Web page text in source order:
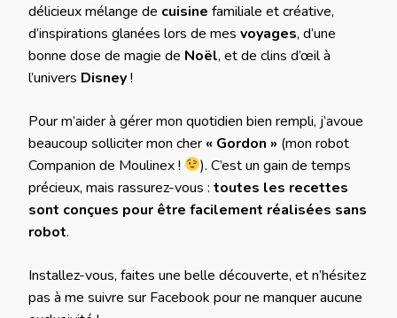
délicieux mélange de cuisine familiale et créative,
d’inspirations glanées lors de mes voyages, d’une
bonne dose de magie de Noël, et de clins d’œil à
l’univers Disney!
Pour m’aider à gérer mon quotidien bien rempli, j’avoue
beaucoup solliciter mon cher « Gordon » (mon robot
Companion de Moulinex !
). C’est un gain de temps
précieux, mais rassurez-vous : toutes les recettes
sont conçues pour être facilement réalisées sans
robot.
Installez-vous, faites une belle découverte, et n’hésitez
pas à me suivre sur Facebook pour ne manquer aucune